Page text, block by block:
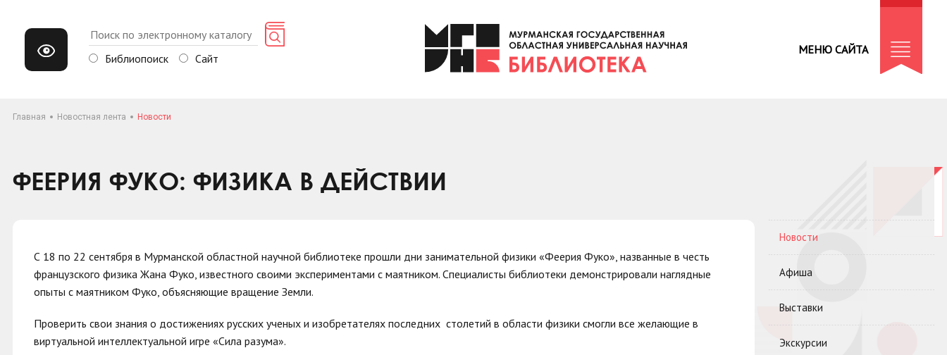
Библиопоиск Сайт
МЕНЮ САЙТА
Главная Новостная лента Новости
ФЕЕРИЯ ФУКО: ФИЗИКА В ДЕЙСТВИИ
С 18 по 22 сентября в Мурманской областной научной библиотеке прошли дни занимательной физики «Феерия Фуко», названные в честь
французского физика Жана Фуко, известного своими экспериментами с маятником. Специалисты библиотеки демонстрировали наглядные
опыты с маятником Фуко, объясняющие вращение Земли.
Проверить свои знания о достижениях русских ученых и изобретателях последних столетий в области физики смогли все желающие в
виртуальной интеллектуальной игре «Сила разума».
Новости
Афиша
Выставки
Экскурсии